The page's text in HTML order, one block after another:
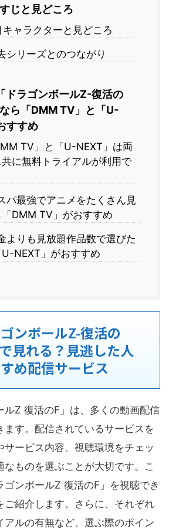
じと見どころ
キャラクターと見どころ
シリーズとのつながり
ドラゴンボールZ-復活の
ら「DMM TV」と「U-
すすめ
TV」と「U-NEXT」は両
に無料トライアルが利用で
パ最強でアニメをたくさん見
DMM TV」がおすすめ
よりも見放題作品数で選びた
NEXT」がおすすめ
ンボールZ-復活の
見れる？見逃した人
め配信サービス
ルZ 復活のF」は、多くの動画配信
ます。配信されているサービスを
サービス内容、視聴環境をチェッ
なものを選ぶことが大切です。こ
ゴンボールZ 復活のF」を視聴でき
ご紹介します。さらに、それぞれ
アルの有無など、選ぶ際のポイン